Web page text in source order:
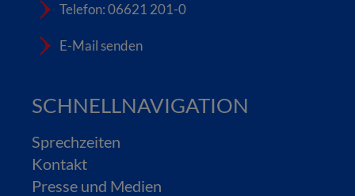
Telefon: 06621 201-0
E-Mail senden
SCHNELLNAVIGATION
Sprechzeiten
Kontakt
Presse und Medien